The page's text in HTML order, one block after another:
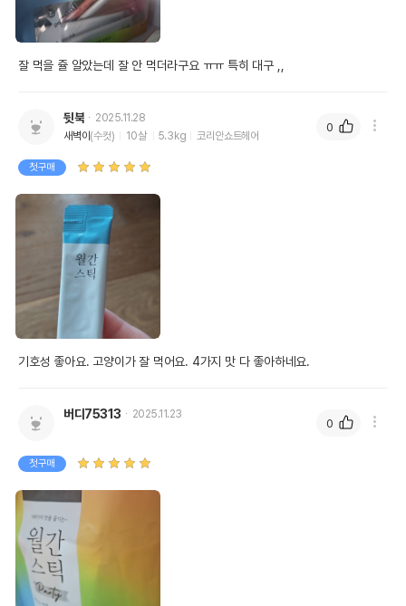
잘 먹을 쥴 알았는데 잘 안 먹더라구요 ㅠㅠ 특히 대구 ,,
뒷북
2025.11.28
새벽이 (수컷) 10살 5.3kg 코리안쇼트헤어
첫구매
기호성 좋아요. 고양이가 잘 먹어요. 4가지 맛 다 좋아하네요.
0
버디75313 2025.11.23
첫구매
0